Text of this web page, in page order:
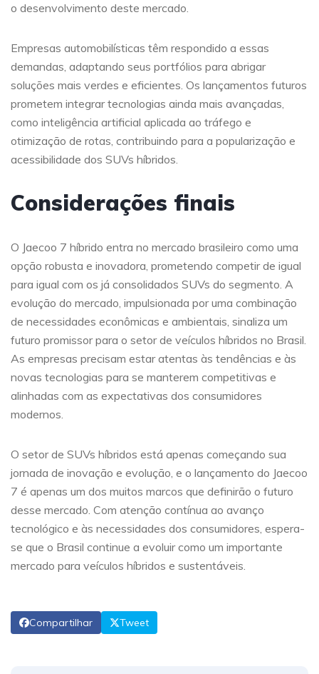
o desenvolvimento deste mercado.
Empresas automobilísticas têm respondido a essas
demandas, adaptando seus portfólios para abrigar
soluções mais verdes e eficientes. Os lançamentos futuros
prometem integrar tecnologias ainda mais avançadas,
como inteligência artificial aplicada ao tráfego e
otimização de rotas, contribuindo para a popularização e
acessibilidade dos SUVs híbridos.
Considerações finais
O Jaecoo 7 híbrido entra no mercado brasileiro como uma
opção robusta e inovadora, prometendo competir de igual
para igual com os já consolidados SUVs do segmento. A
evolução do mercado, impulsionada por uma combinação
de necessidades econômicas e ambientais, sinaliza um
futuro promissor para o setor de veículos híbridos no Brasil.
As empresas precisam estar atentas às tendências e às
novas tecnologias para se manterem competitivas e
alinhadas com as expectativas dos consumidores
modernos.
O setor de SUVs híbridos está apenas começando sua
jornada de inovação e evolução, e o lançamento do Jaecoo
7 é apenas um dos muitos marcos que definirão o futuro
desse mercado. Com atenção contínua ao avanço
tecnológico e às necessidades dos consumidores, espera-
se que o Brasil continue a evoluir como um importante
mercado para veículos híbridos e sustentáveis.
Compartilhar Tweet